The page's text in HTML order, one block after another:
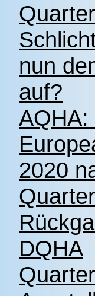
nun
auf?
AQHA:
2020
DQHA